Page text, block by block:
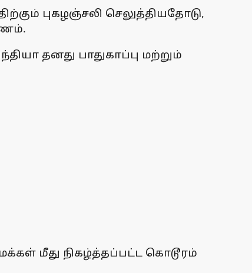
புகழஞ்சலி செலுத்தியதோடு,
தனது பாதுகாப்பு மற்றும்
மீது நிகழ்த்தப்பட்ட கொடூரம்